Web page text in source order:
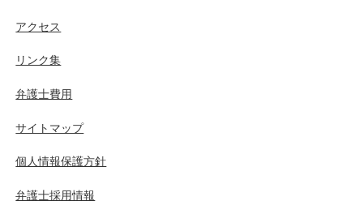
アクセス
リンク集
弁護士費用
サイトマップ
個人情報保護方針
弁護士採用情報